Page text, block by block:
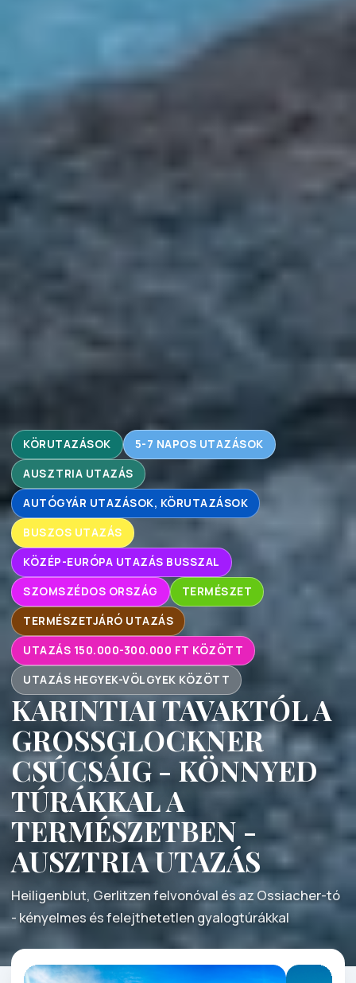
KÖRUTAZÁSOK 5-7 NAPOS UTAZÁSOK
AUSZTRIA UTAZÁS
AUTÓGYÁR UTAZÁSOK, KÖRUTAZÁSOK
BUSZOS UTAZÁS
KÖZÉP-EURÓPA UTAZÁS BUSSZAL
SZOMSZÉDOS ORSZÁG TERMÉSZET
TERMÉSZETJÁRÓ UTAZÁS
UTAZÁS 150.000-300.000 FT KÖZÖTT
UTAZÁS HEGYEK-VÖLGYEK KÖZÖTT
KARINTIAI TAVAKTÓL A
GROSSGLOCKNER
CSÚCSÁIG - KÖNNYED
TÚRÁKKAL A
TERMÉSZETBEN -
AUSZTRIA UTAZÁS
Heiligenblut, Gerlitzen felvonóval és az Ossiacher-tó
- kényelmes és felejthetetlen gyalogtúrákkal